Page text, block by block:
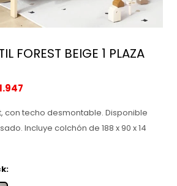
FOREST BEIGE 1 PLAZA
con techo desmontable. Disponible
Incluye colchón de 188 x 90 x 14